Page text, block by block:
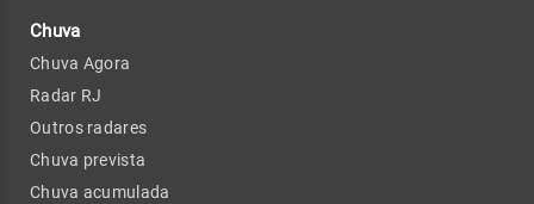
Chuva
Chuva Agora
Radar RJ
Outros radares
Chuva prevista
Chuva acumulada